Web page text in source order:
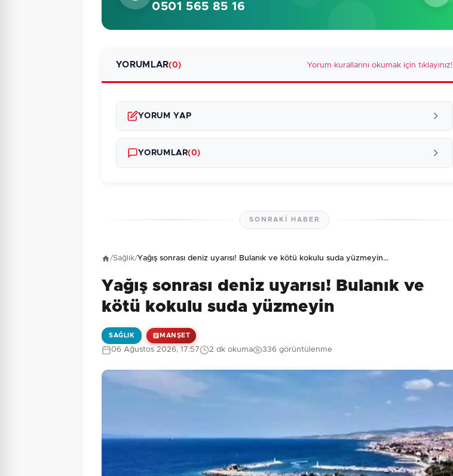
0501 565 85 16
YORUMLAR(0) Yorum kurallarını okumak için tıklayınız!
YORUM YAP
Güvenlik Sorusu: 1 + 9 = ? Gönder
YORUMLAR(0)
SONRAKI HABER
/Sağlık/Yağış sonrası deniz uyarısı! Bulanık ve kötü kokulu suda yüzmeyin…
Yağış sonrası deniz uyarısı! Bulanık ve
kötü kokulu suda yüzmeyin
SAĞLIK MANŞET
06 Ağustos 2026, 17:57 2 dk okuma 336 görüntülenme